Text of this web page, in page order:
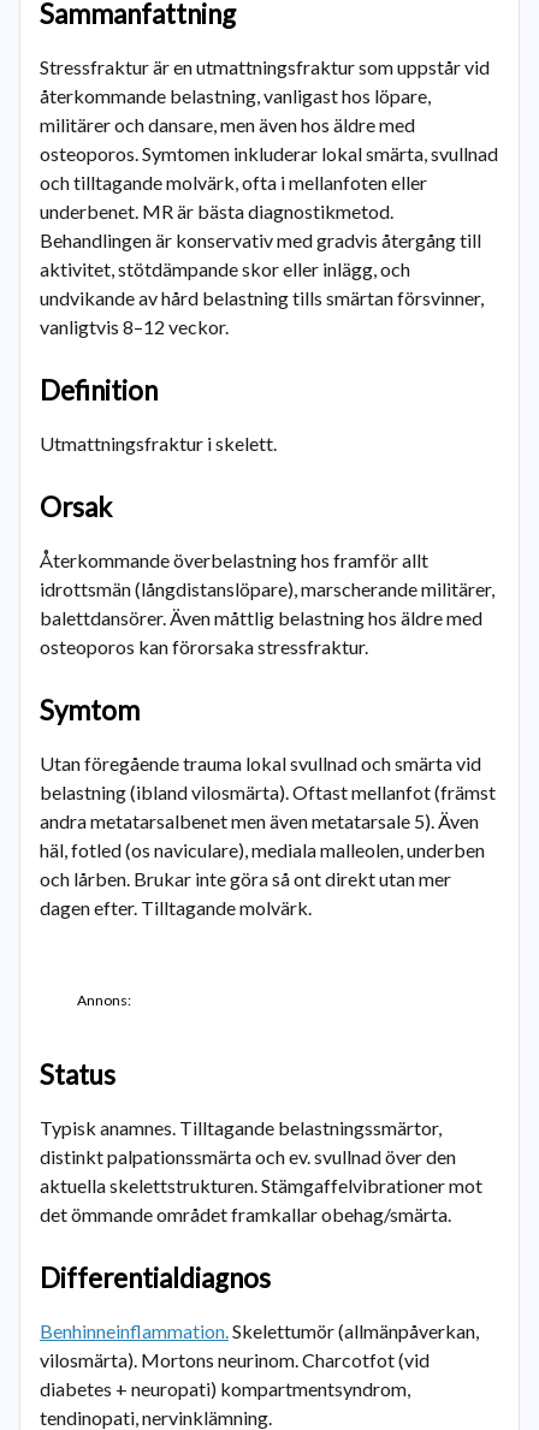
Sammanfattning
Stressfraktur är en utmattningsfraktur som uppstår vid
återkommande belastning, vanligast hos löpare,
militärer och dansare, men även hos äldre med
osteoporos. Symtomen inkluderar lokal smärta, svullnad
och tilltagande molvärk, ofta i mellanfoten eller
underbenet. MR är bästa diagnostikmetod.
Behandlingen är konservativ med gradvis återgång till
aktivitet, stötdämpande skor eller inlägg, och
undvikande av hård belastning tills smärtan försvinner,
vanligtvis 8–12 veckor.
Definition
Utmattningsfraktur i skelett.
Orsak
Återkommande överbelastning hos framför allt
idrottsmän (långdistanslöpare), marscherande militärer,
balettdansörer. Även måttlig belastning hos äldre med
osteoporos kan förorsaka stressfraktur.
Symtom
Utan föregående trauma lokal svullnad och smärta vid
belastning (ibland vilosmärta). Oftast mellanfot (främst
andra metatarsalbenet men även metatarsale 5). Även
häl, fotled (os naviculare), mediala malleolen, underben
och lårben. Brukar inte göra så ont direkt utan mer
dagen efter. Tilltagande molvärk.
Annons:
Status
Typisk anamnes. Tilltagande belastningssmärtor,
distinkt palpationssmärta och ev. svullnad över den
aktuella skelettstrukturen. Stämgaffelvibrationer mot
det ömmande området framkallar obehag/smärta.
Differentialdiagnos
Benhinneinflammation.Skelettumör (allmänpåverkan,
vilosmärta). Mortons neurinom. Charcotfot (vid
diabetes + neuropati) kompartmentsyndrom,
tendinopati, nervinklämning.